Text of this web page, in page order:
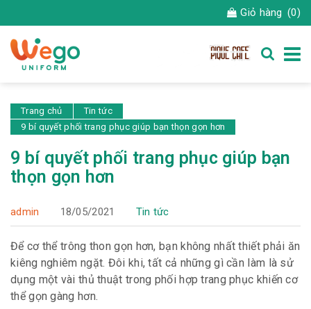
Giỏ hàng (0)
Trang chủ
Tin tức
9 bí quyết phối trang phục giúp bạn thọn gọn hơn
9 bí quyết phối trang phục giúp bạn
thọn gọn hơn
admin 18/05/2021 Tin tức
Để cơ thể trông thon gọn hơn, bạn không nhất thiết phải ăn
kiêng nghiêm ngặt. Đôi khi, tất cả những gì cần làm là sử
dụng một vài thủ thuật trong phối hợp trang phục khiến cơ
thể gọn gàng hơn.